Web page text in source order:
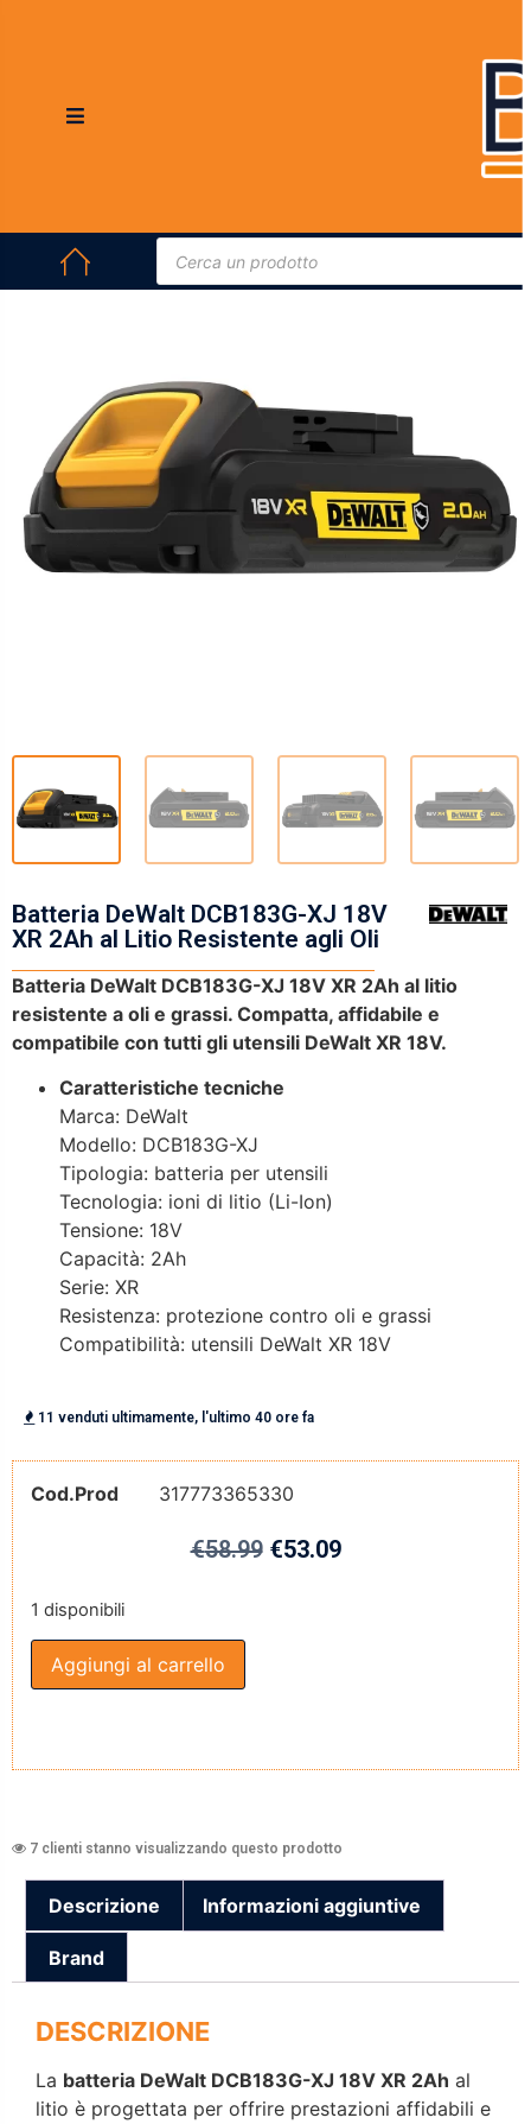
/ BATTERIA
In offerta!
Batteria DeWalt DCB183G-XJ 18V
XR 2Ah al Litio Resistente agli Oli
Batteria DeWalt DCB183G-XJ 18V XR 2Ah al litio
resistente a oli e grassi. Compatta, affidabile e
compatibile con tutti gli utensili DeWalt XR 18V.
Caratteristiche tecniche
Marca: DeWalt
Modello: DCB183G-XJ
Tipologia: batteria per utensili
Tecnologia: ioni di litio (Li-Ion)
Tensione: 18V
Capacità: 2Ah
Serie: XR
Resistenza: protezione contro oli e grassi
Compatibilità: utensili DeWalt XR 18V
11 venduti ultimamente, l'ultimo 40 ore fa
Cod.Prod 317773365330
€58.99 €53.09
1 disponibili
Aggiungi al carrello
7 clienti stanno visualizzando questo prodotto
Descrizione Informazioni aggiuntive
Brand
DESCRIZIONE
La batteria DeWalt DCB183G-XJ 18V XR 2Ah al
litio è progettata per offrire prestazioni affidabili e